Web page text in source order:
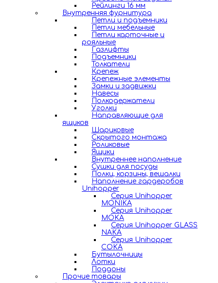
Рейлинги 16 мм
Внутренняя фурнитура
Петли и подъемники
Петли мебельные
Петли карточные и
рояльные
Газлифты
Подъемники
Толкатели
Крепеж
Крепежные элементы
Замки и задвижки
Навесы
Полкодержатели
Уголки
Направляющие для
ящиков
Шариковые
Скрытого монтажа
Роликовые
Ящики
Внутреннее наполнение
Сушки для посуды
Полки, корзины, вешалки
Наполнение гардеробов
Unihopper
Серия Unihopper
MONIKA
Серия Unihopper
MOKA
Серия Unihopper GLASS
NAKA
Серия Unihopper
COKA
Бутылочницы
Лотки
Поддоны
Прочие товары